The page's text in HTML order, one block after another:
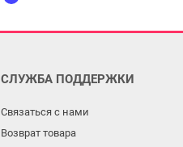
СЛУЖБА ПОДДЕРЖКИ
Связаться с нами
Возврат товара